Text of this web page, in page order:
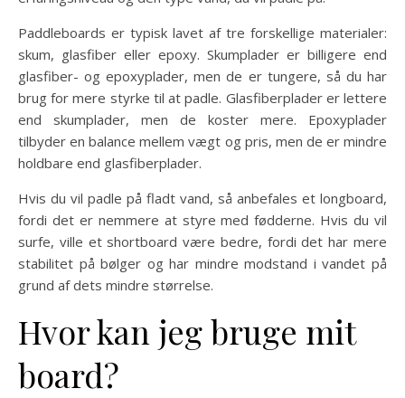
Paddleboards er typisk lavet af tre forskellige materialer:
skum, glasfiber eller epoxy. Skumplader er billigere end
glasfiber- og epoxyplader, men de er tungere, så du har
brug for mere styrke til at padle. Glasfiberplader er lettere
end skumplader, men de koster mere. Epoxyplader
tilbyder en balance mellem vægt og pris, men de er mindre
holdbare end glasfiberplader.
Hvis du vil padle på fladt vand, så anbefales et longboard,
fordi det er nemmere at styre med fødderne. Hvis du vil
surfe, ville et shortboard være bedre, fordi det har mere
stabilitet på bølger og har mindre modstand i vandet på
grund af dets mindre størrelse.
Hvor kan jeg bruge mit
board?